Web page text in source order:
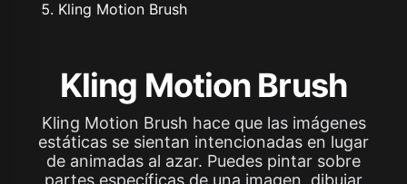
Kling Motion Brush
Kling Motion Brush
Kling Motion Brush hace que las imágenes
estáticas se sientan intencionadas en lugar
de animadas al azar. Puedes pintar sobre
partes específicas de una imagen, dibujar